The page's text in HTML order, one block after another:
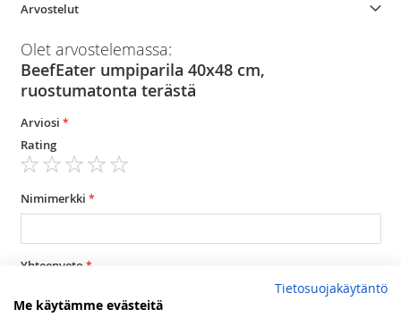
Arvostelut
Olet arvostelemassa:
BeefEater umpiparila 40x48 cm,
ruostumatonta terästä
Arviosi
Rating
star
stars
stars
stars
stars
Nimimerkki
Yhteenveto
Tietosuojakäytäntö
Me käytämme evästeitä